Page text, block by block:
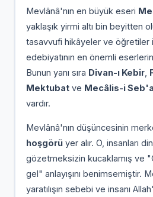
Mevlânâ'nın en büyük eseri
yaklaşık yirmi altı bin beyitten
tasavvufi hikâyeler ve öğretiler
edebiyatının en önemli
Bunun yanı sıra Divan-ı Kebir,
Mektubatve Mecâlis-i Seb'a
vardır.
Mevlânâ'nın düşüncesinin
hoşgörüyer alır. O, insanları
gözetmeksizin kucaklamış ve
gel" anlayışını benimsemiştir.
yaratılışın sebebi ve insanı